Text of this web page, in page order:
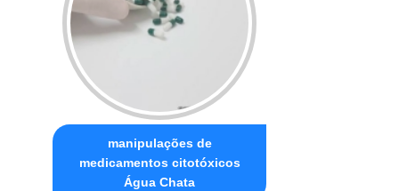
manipulações de
medicamentos citotóxicos
Água Chata